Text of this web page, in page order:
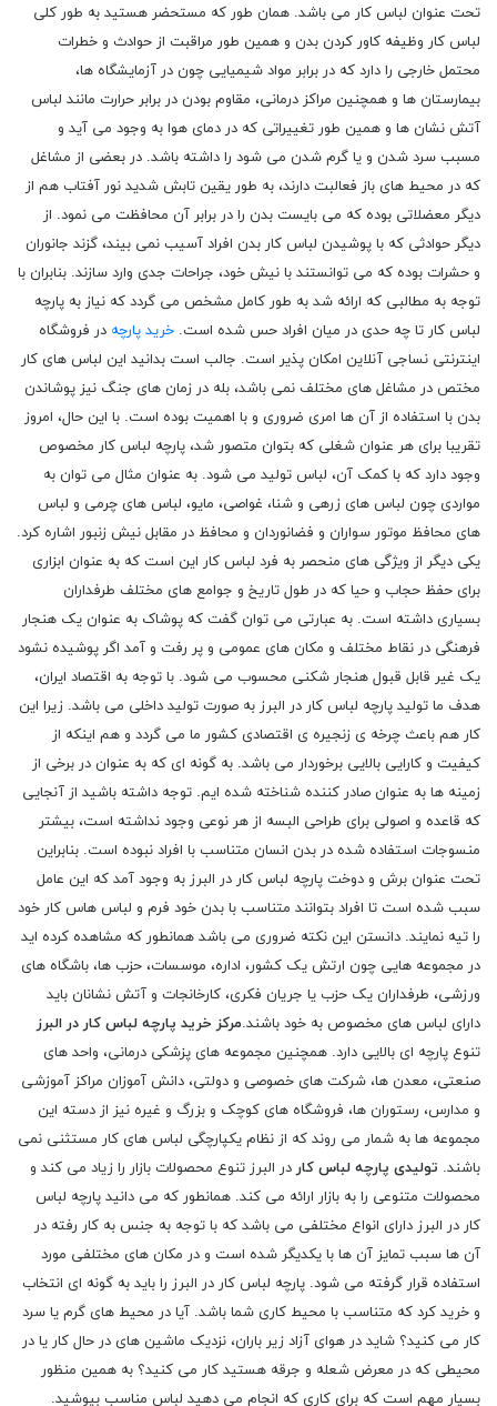
تحت عنوان لباس کار می باشد. همان طور که مستحضر هستید به طور کلی
لباس کار وظیفه کاور کردن بدن و همین طور مراقبت از حوادث و خطرات
محتمل خارجی را دارد که در برابر مواد شیمیایی چون در آزمایشگاه ها،
بیمارستان ها و همچنین مراکز درمانی، مقاوم بودن در برابر حرارت مانند لباس
آتش نشان ها و همین طور تغییراتی که در دمای هوا به وجود می آید و
مسبب سرد شدن و یا گرم شدن می شود را داشته باشد. در بعضی از مشاغل
که در محیط های باز فعالبت دارند، به طور یقین تابش شدید نور آفتاب هم از
دیگر معضلاتی بوده که می بایست بدن را در برابر آن محافظت می نمود. از
دیگر حوادثی که با پوشیدن لباس کار بدن افراد آسیب نمی بیند، گزند جانوران
و حشرات بوده که می توانستند با نیش خود، جراحات جدی وارد سازند. بنابران با
توجه به مطالبی که ارائه شد به طور کامل مشخص می گردد که نیاز به پارچه
لباس کار تا چه حدی در میان افراد حس شده است. خرید پارچه در فروشگاه
اینترنتی نساجی آنلاین امکان پذیر است. جالب است بدانید این لباس های کار
مختص در مشاغل های مختلف نمی باشد، بله در زمان های جنگ نیز پوشاندن
بدن با استفاده از آن ها امری ضروری و با اهمیت بوده است. با این حال، امروز
تقریبا برای هر عنوان شغلی که بتوان متصور شد، پارچه لباس کار مخصوص
وجود دارد که با کمک آن، لباس تولید می شود. به عنوان مثال می توان به
مواردی چون لباس های زرهی و شنا، غواصی، مایو، لباس های چرمی و لباس
های محافظ موتور سواران و فضانوردان و محافظ در مقابل نیش زنبور اشاره کرد.
یکی دیگر از ویژگی های منحصر به فرد لباس کار این است که به عنوان ابزاری
برای حفظ حجاب و حیا که در طول تاریخ و جوامع های مختلف طرفداران
بسیاری داشته است. به عبارتی می توان گفت که پوشاک به عنوان یک هنجار
فرهنگی در نقاط مختلف و مکان های عمومی و پر رفت و آمد اگر پوشیده نشود
یک غیر قابل قبول هنجار شکنی محسوب می شود. با توجه به اقتصاد ایران،
هدف ما تولید پارچه لباس کار در البرز به صورت تولید داخلی می باشد. زیرا این
کار هم باعث چرخه ی زنجیره ی اقتصادی کشور ما می گردد و هم اینکه از
کیفیت و کارایی بالایی برخوردار می باشد. به گونه ای که به عنوان در برخی از
زمینه ها به عنوان صادر کننده شناخته شده ایم. توجه داشته باشید از آنجایی
که قاعده و اصولی برای طراحی البسه از هر نوعی وجود نداشته است، بیشتر
منسوجات استفاده شده در بدن انسان متناسب با افراد نبوده است. بنابراین
تحت عنوان برش و دوخت پارچه لباس کار در البرز به وجود آمد که این عامل
سبب شده است تا افراد بتوانند متناسب با بدن خود فرم و لباس هاس کار خود
را تیه نمایند. دانستن این نکته ضروری می باشد همانطور که مشاهده کرده اید
در مجموعه هایی چون ارتش یک کشور، اداره، موسسات، حزب ها، باشگاه های
ورزشی، طرفداران یک حزب یا جریان فکری، کارخانجات و آتش نشانان باید
دارای لباس های مخصوص به خود باشند.مرکز خرید پارچه لباس کار در البرز
تنوع پارچه ای بالایی دارد. همچنین مجموعه های پزشکی درمانی، واحد های
صنعتی، معدن ها، شرکت های خصوصی و دولتی، دانش آموزان مراکز آموزشی
و مدارس، رستوران ها، فروشگاه های کوچک و بزرگ و غیره نیز از دسته این
مجموعه ها به شمار می روند که از نظام یکپارچگی لباس های کار مستثنی نمی
باشند. تولیدی پارچه لباس کار در البرز تنوع محصولات بازار را زیاد می کند و
محصولات متنوعی را به بازار ارائه می کند. همانطور که می دانید پارچه لباس
کار در البرز دارای انواع مختلفی می باشد که با توجه به جنس به کار رفته در
آن ها سبب تمایز آن ها با یکدیگر شده است و در مکان های مختلفی مورد
استفاده قرار گرفته می شود. پارچه لباس کار در البرز را باید به گونه ای انتخاب
و خرید کرد که متناسب با محیط کاری شما باشد. آیا در محیط های گرم یا سرد
کار می کنید؟ شاید در هوای آزاد زیر باران، نزدیک ماشین های در حال کار یا در
محیطی که در معرض شعله و جرقه هستید کار می کنید؟ به همین منظور
بسیار مهم است که برای کاری که انجام می دهید لباس مناسب بپوشید.